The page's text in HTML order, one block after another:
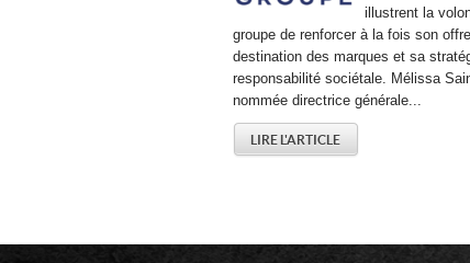
illustrent la
groupe de renforcer à la fois son
destination des marques et sa
responsabilité sociétale. Mélissa
nommée directrice générale...
LIRE L'ARTICLE